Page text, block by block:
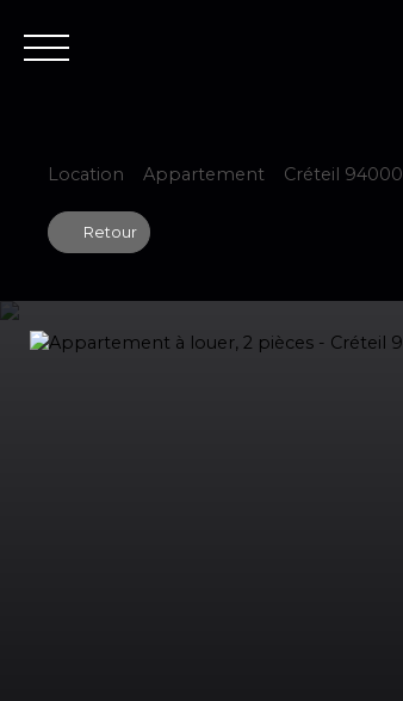
Estimer votre bien
Location Appartement Créteil 94000
Retour